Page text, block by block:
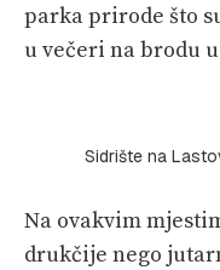
parka prirode što
u večeri na brodu
Sidrište na
Na ovakvim
drukčije nego